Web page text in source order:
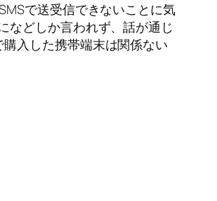
で送受信できないことに気
などしか言われず、話が通じ
入した携帯端末は関係ない